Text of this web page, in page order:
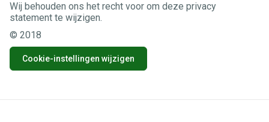
Wij behouden ons het recht voor om deze privacy
statement te wijzigen.
© 2018
Cookie-instellingen wijzigen